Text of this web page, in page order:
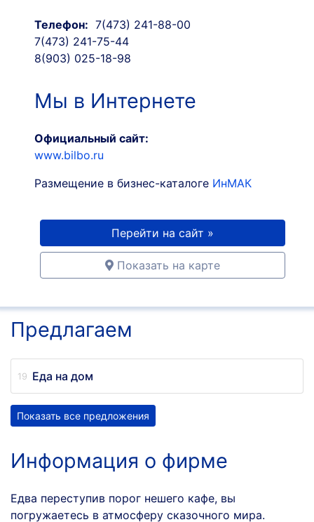
Телефон: 7(473) 241-88-00
7(473) 241-75-44
8(903) 025-18-98
Мы в Интернете
Официальный сайт:
www.bilbo.ru
Размещение в бизнес-каталоге ИнМАК
Перейти на сайт »
Показать на карте
Предлагаем
Еда на дом
Показать все предложения
Информация о фирме
Едва переступив порог нешего кафе, вы
погружаетесь в атмосферу сказочного мира.